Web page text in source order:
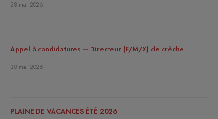
28 mai 2026
Appel à candidatures – Directeur (F/M/X) de crèche
28 mai 2026
PLAINE DE VACANCES ÉTÉ 2026